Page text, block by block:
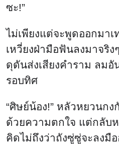
ซะ!”
ไม่เพียงแต่จะพูดออกมา
เหวี่ยงฝ่ามือฟันลงมาจริ
ดุดันส่งเสียงคำราม ลมอั
รอบทิศ
“ศิษย์น้อง!” หลัวหยวนก
ด้วยความตกใจ แต่กลับ
คิดไม่ถึงว่าถังซู่ซู่จะลงมื